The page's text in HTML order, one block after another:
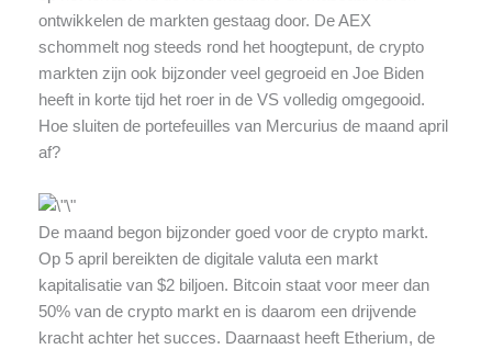
ontwikkelen de markten gestaag door. De AEX
schommelt nog steeds rond het hoogtepunt, de crypto
markten zijn ook bijzonder veel gegroeid en Joe Biden
heeft in korte tijd het roer in de VS volledig omgegooid.
Hoe sluiten de portefeuilles van Mercurius de maand april
af?
De maand begon bijzonder goed voor de crypto markt.
Op 5 april bereikten de digitale valuta een markt
kapitalisatie van $2 biljoen. Bitcoin staat voor meer dan
50% van de crypto markt en is daarom een drijvende
kracht achter het succes. Daarnaast heeft Etherium, de